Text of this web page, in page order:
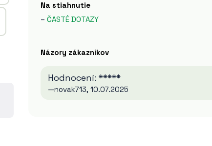
Na stiahnutie
– ČASTÉ DOTAZY
Názory zákazníkov
Hodnocení: *****
—novak713, 10.07.2025